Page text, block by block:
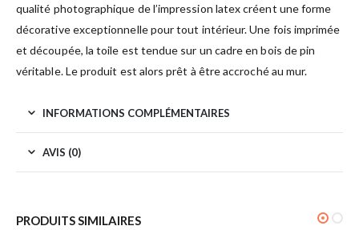
qualité photographique de l’impression latex créent une forme
décorative exceptionnelle pour tout intérieur. Une fois imprimée
et découpée, la toile est tendue sur un cadre en bois de pin
véritable. Le produit est alors prêt à être accroché au mur.
INFORMATIONS COMPLÉMENTAIRES
AVIS (0)
PRODUITS SIMILAIRES